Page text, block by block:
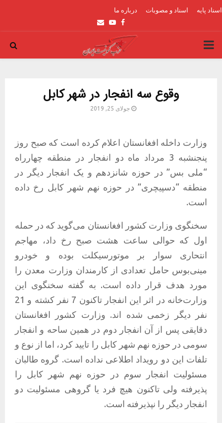
اسناد پایه اسناد و مصوبات درباره ما
Facebook
Youtube
Email
PRIMARY
وقوع سه انفجار در شهر کابل
جولای 25, 2019
وزارت داخله افغانستان اعلام کرده است که صبح روز
پنجنشبه 3 مرداد ماه دو انفجار در منطقه چهارراه
“ملی بس” در حوزه شانزدهم و یک انفجار دیگر در
منطقه “دسپیچری” در حوزه نهم شهر کابل رخ داده
است.
سخنگوی وزارت کشور افغانستان می‌گوید که در حمله
اول که حوالی ساعت هشت صبح رخ داد، مهاجم
انتحاری سوار بر موتورسیکلت بوده و خودرو
مینی‌بوس حامل تعدادی از کارمندان وزارت معدن را
مورد هدف قرار داده است. به گفته سخنگوی این
وزارت‌خانه در اثر این انفجار تاکنون 7 نفر کشته و 21
نفر دیگر زخمی شده اند. وزارت کشور افغانستان
دقایقی پس از آن انفجار دوم در همین ساحه و انفجار
سومی در حوزه نهم شهر کابل را تایید کرد، اما از نوع و
تلفات این دو رویداد اطلاعی نداده است. گروه طالبان
مسئولیت انفجار سوم در حوزه نهم شهر کابل را
پذیرفته ولی تاکنون هیچ فرد یا گروهی مسئولیت دو
انفجار دیگر را نپذیرفته است.